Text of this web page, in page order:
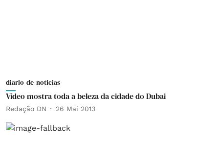
diario-de-noticias
Vídeo mostra toda a beleza da cidade do Dubai
Redação DN 26 Mai 2013